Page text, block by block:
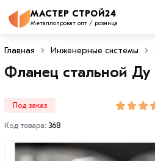
МАСТЕР СТРОЙ24
Металлопрокат опт / розница
Каталог
Главная Инженерные системы
Фланец стальной Ду
Под заказ
Код товара: 368